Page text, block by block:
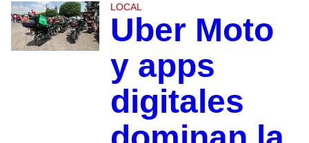
LOCAL
Uber Moto
y apps
digitales